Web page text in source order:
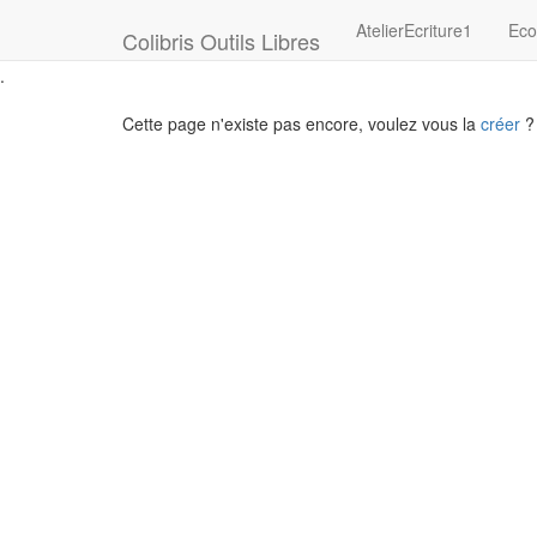
Colibris Outils Libres AtelierEcriture1
.
Cette page n'existe pas encore, voulez vous la créer ?